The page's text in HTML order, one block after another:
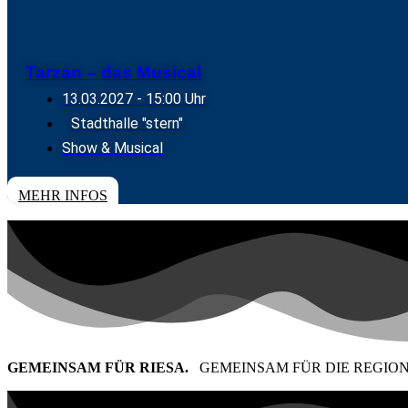
Tarzan – das Musical
13.03.2027 - 15:00 Uhr
Stadthalle "stern"
Show & Musical
TICKETS
MEHR INFOS
GEMEINSAM FÜR RIESA. GEMEINSAM FÜR DIE